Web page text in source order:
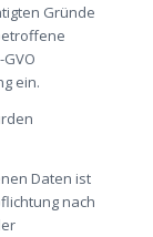
Gründe
ein.
Daten ist
nach